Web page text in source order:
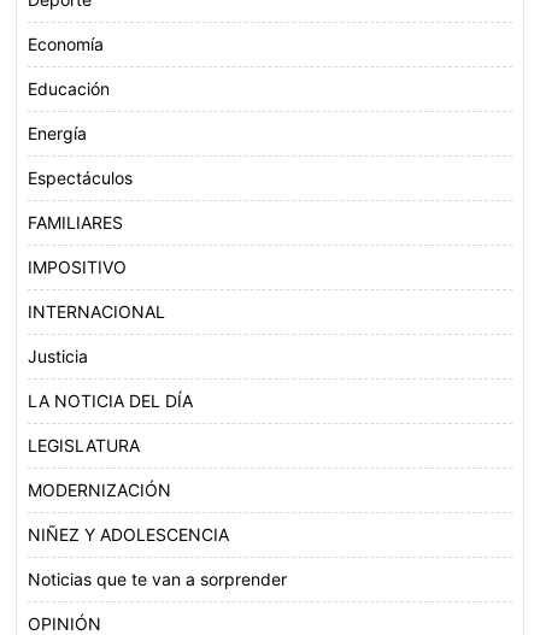
Economía
Educación
Energía
Espectáculos
FAMILIARES
IMPOSITIVO
INTERNACIONAL
Justicia
LA NOTICIA DEL DÍA
LEGISLATURA
MODERNIZACIÓN
NIÑEZ Y ADOLESCENCIA
Noticias que te van a sorprender
OPINIÓN